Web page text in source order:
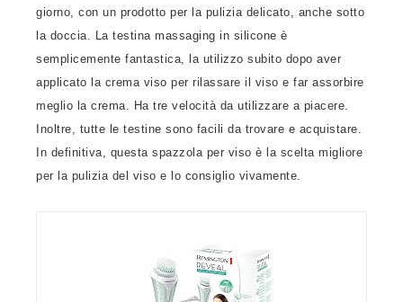
giorno, con un prodotto per la pulizia delicato, anche sotto
la doccia. La testina massaging in silicone è
semplicemente fantastica, la utilizzo subito dopo aver
applicato la crema viso per rilassare il viso e far assorbire
meglio la crema. Ha tre velocità da utilizzare a piacere.
Inoltre, tutte le testine sono facili da trovare e acquistare.
In definitiva, questa spazzola per viso è la scelta migliore
per la pulizia del viso e lo consiglio vivamente.